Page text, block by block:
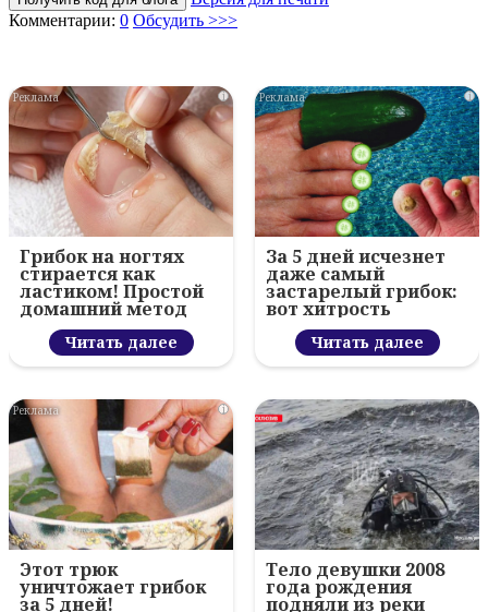
Комментарии: 0 Обсудить >>>
i
Грибок на ногтях
стирается как
ластиком! Простой
домашний метод
Читать далее
i
За 5 дней исчезнет
даже самый
застарелый грибок:
вот хитрость
Читать далее
i
Этот трюк
уничтожает грибок
за 5 дней!
Тело девушки 2008
года рождения
подняли из реки